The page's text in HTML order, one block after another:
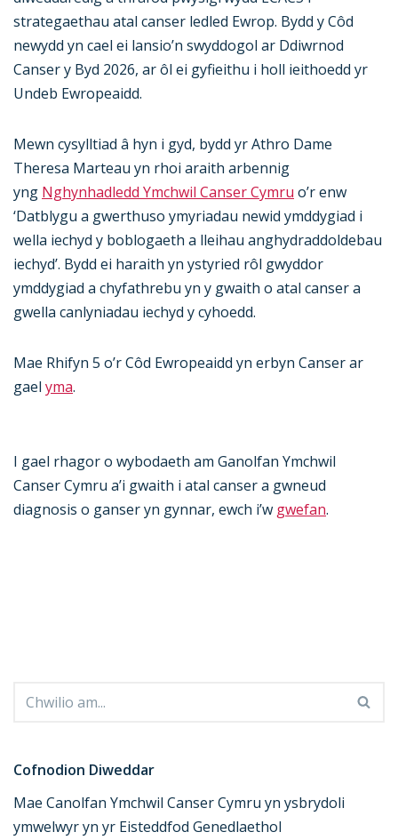
strategaethau atal canser ledled Ewrop. Bydd y Côd
newydd yn cael ei lansio’n swyddogol ar Ddiwrnod
Canser y Byd 2026, ar ôl ei gyfieithu i holl ieithoedd yr
Undeb Ewropeaidd.
Mewn cysylltiad â hyn i gyd, bydd yr Athro Dame
Theresa Marteau yn rhoi araith arbennig
yng Nghynhadledd Ymchwil Canser Cymru o’r enw
‘Datblygu a gwerthuso ymyriadau newid ymddygiad i
wella iechyd y boblogaeth a lleihau anghydraddoldebau
iechyd’. Bydd ei haraith yn ystyried rôl gwyddor
ymddygiad a chyfathrebu yn y gwaith o atal canser a
gwella canlyniadau iechyd y cyhoedd.
Mae Rhifyn 5 o’r Côd Ewropeaidd yn erbyn Canser ar
gael yma.
I gael rhagor o wybodaeth am Ganolfan Ymchwil
Canser Cymru a’i gwaith i atal canser a gwneud
diagnosis o ganser yn gynnar, ewch i’w gwefan.
Cofnodion Diweddar
Mae Canolfan Ymchwil Canser Cymru yn ysbrydoli
ymwelwyr yn yr Eisteddfod Genedlaethol